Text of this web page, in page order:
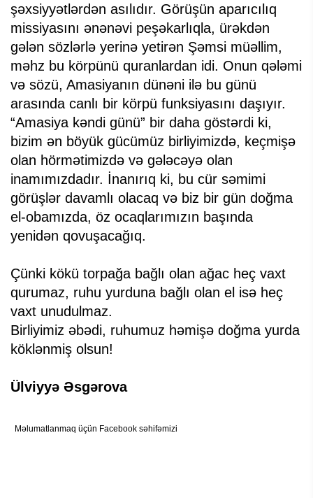
şəxsiyyətlərdən asılıdır. Görüşün aparıcılıq
missiyasını ənənəvi peşəkarlıqla, ürəkdən
gələn sözlərlə yerinə yetirən Şəmsi müəllim,
məhz bu körpünü quranlardan idi. Onun qələmi
və sözü, Amasiyanın dünəni ilə bu günü
arasında canlı bir körpü funksiyasını daşıyır.
“Amasiya kəndi günü” bir daha göstərdi ki,
bizim ən böyük gücümüz birliyimizdə, keçmişə
olan hörmətimizdə və gələcəyə olan
inamımızdadır. İnanırıq ki, bu cür səmimi
görüşlər davamlı olacaq və biz bir gün doğma
el-obamızda, öz ocaqlarımızın başında
yenidən qovuşacağıq.
Çünki kökü torpağa bağlı olan ağac heç vaxt
qurumaz, ruhu yurduna bağlı olan el isə heç
vaxt unudulmaz.
Birliyimiz əbədi, ruhumuz həmişə doğma yurda
köklənmiş olsun!
Ülviyyə Əsgərova
Məlumatlanmaq üçün Facebook səhifəmizi